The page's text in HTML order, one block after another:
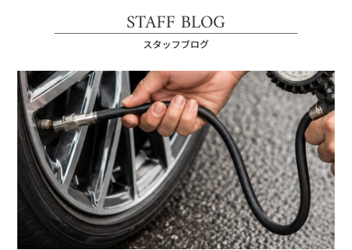
STAFF BLOG
スタッフブログ